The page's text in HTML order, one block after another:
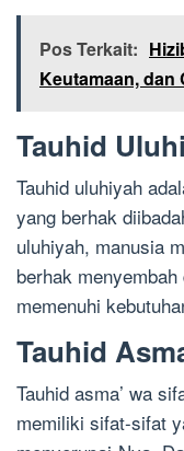
Pos Terkait:
Keutamaan, dan
Tauhid
Tauhid uluhiyah
yang berhak
uluhiyah, manusia
berhak
memenuhi
Tauhid
Tauhid asma’ wa
memiliki sifat-sifat